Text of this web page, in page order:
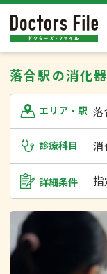
落合駅の消化
エリア・駅 落
診療科目 消
詳細条件 指